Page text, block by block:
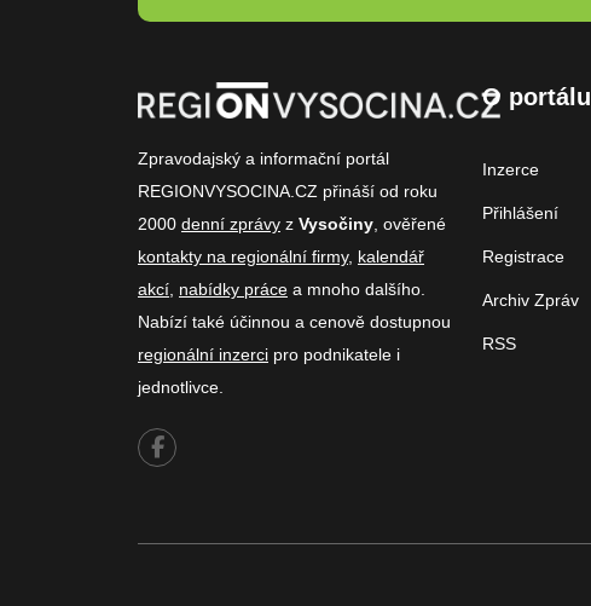
Zpravodajský a informační portál
REGIONVYSOCINA.CZ přináší od roku
2000 denní zprávy z Vysočiny , ověřené
kontakty na regionální firmy, kalendář
akcí nabídky práce a mnoho dalšího.
Nabízí také účinnou a cenově dostupnou
regionální inzerci pro podnikatele i
jednotlivce.
O portálu
Inzerce
Přihlášení
Registrace
Archiv Zpráv
RSS